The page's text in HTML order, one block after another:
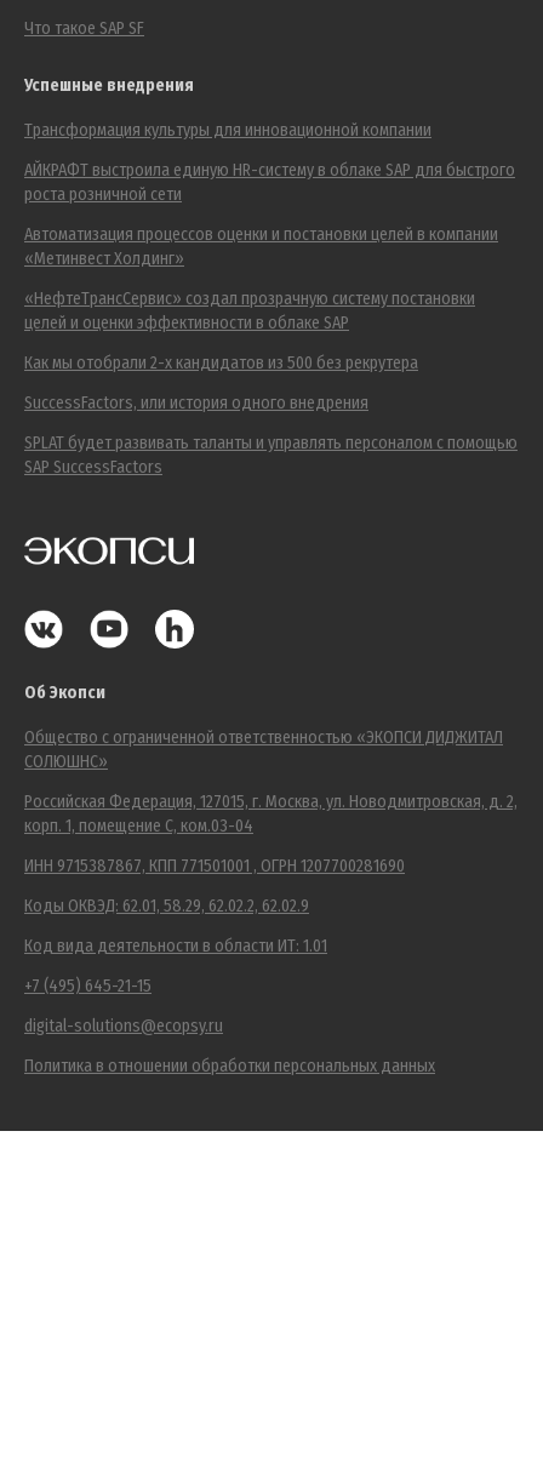
Что такое SAP SF
Успешные внедрения
Трансформация культуры для инновационной компании
АЙКРАФТ выстроила единую HR-систему в облаке SAP для быстрого
роста розничной сети
Автоматизация процессов оценки и постановки целей в компании
«Метинвест Холдинг»
«НефтеТрансСервис» создал прозрачную систему постановки
целей и оценки эффективности в облаке SAP
Как мы отобрали 2-х кандидатов из 500 без рекрутера
SuccessFactors, или история одного внедрения
SPLAT будет развивать таланты и управлять персоналом с помощью
SAP SuccessFactors
Об Экопси
Общество с ограниченной ответственностью «ЭКОПСИ ДИДЖИТАЛ
СОЛЮШНС»
Российская Федерация, 127015, г. Москва, ул. Новодмитровская, д. 2,
корп. 1, помещение С, ком.03-04
ИНН 9715387867, КПП 771501001 , ОГРН 1207700281690
Коды ОКВЭД: 62.01, 58.29, 62.02.2, 62.02.9
Код вида деятельности в области ИТ: 1.01
+7 (495) 645-21-15
digital-solutions@ecopsy.ru
Политика в отношении обработки персональных данных